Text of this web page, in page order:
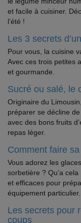
et facile à cuisiner.
l’été !
Les 3 secrets
Pour vous, la cuisine
Avec ces trois petites
et gourmande.
Sucré ou salé, le
Originaire du
préparer se décline
avec des bons fruits
repas léger.
Comment faire
Vous adorez les
sorbetière ? Qu’a
et efficaces pour
équipement particulier.
Les secrets pour
coups